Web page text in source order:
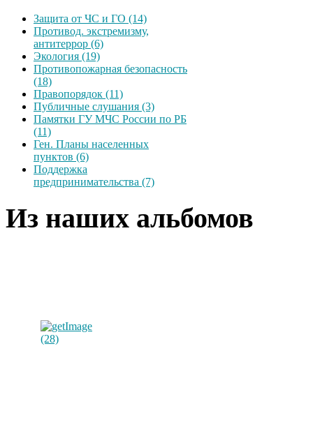
Защита от ЧС и ГО (14)
Противод. экстремизму,
антитеррор (6)
Экология (19)
Противопожарная безопасность
(18)
Правопорядок (11)
Публичные слушания (3)
Памятки ГУ МЧС России по РБ
(11)
Ген. Планы населенных
пунктов (6)
Поддержка
предпринимательства (7)
Из наших альбомов